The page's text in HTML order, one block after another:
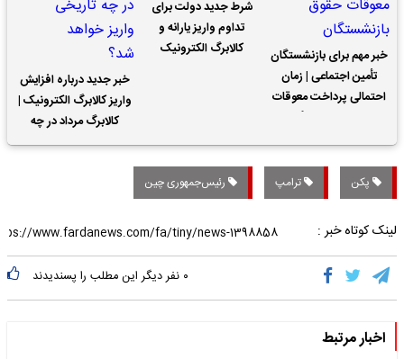
خبر مهم برای بازنشستگان
تأمین اجتماعی | زمان
احتمالی پرداخت معوقات
شرط جدید دولت برای
تداوم واریز یارانه و
کالابرگ الکترونیک
خبر جدید درباره افزایش
واریز کالابرگ الکترونیک |
کالابرگ مرداد در چه
تاریخی واریز خواهد شد؟
پکن ترامپ رئیس‌جمهوری چین
لینک کوتاه خبر :
۰ نفر دیگر این مطلب را پسندیدند
اخبار مرتبط